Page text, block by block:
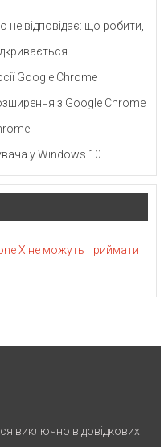
відповідає: що робити,
Google Chrome
з Google Chrome
у Windows 10
X не можуть приймати
виключно в довідкових